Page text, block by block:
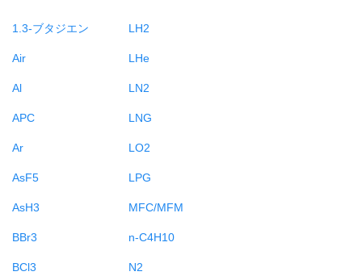
1.3-ブタジエン
Air
Al
APC
Ar
AsF5
AsH3
BBr3
BCl3
LH2
LHe
LN2
LNG
LO2
LPG
MFC/MFM
n-C4H10
N2